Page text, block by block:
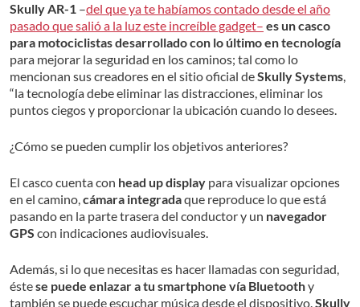
Skully AR-1 –del que ya te habíamos contado desde el año
pasado que salió a la luz este increíble gadget– es un casco
para motociclistas desarrollado con lo último en tecnología
para mejorar la seguridad en los caminos; tal como lo
mencionan sus creadores en el sitio oficial deSkully Systems,
“la tecnología debe eliminar las distracciones, eliminar los
puntos ciegos y proporcionar la ubicación cuando lo desees.
¿Cómo se pueden cumplir los objetivos anteriores?
El casco cuenta con head up display para visualizar opciones
en el camino,cámara integradaque reproduce lo que está
pasando en la parte trasera del conductor y un navegador
GPS con indicaciones audiovisuales.
Además, si lo que necesitas es hacer llamadas con seguridad,
éstese puede enlazar a tu smartphone vía Bluetoothy
también se puede escuchar música desde el dispositivo.Skully